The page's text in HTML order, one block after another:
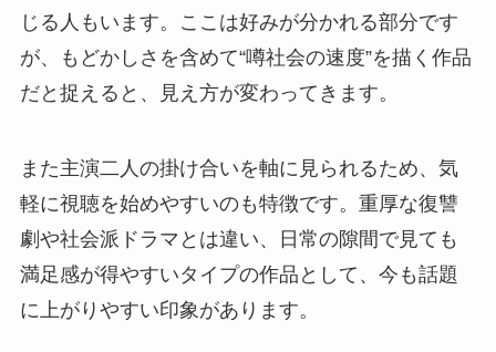
じる人もいます。ここは好みが分かれる部分です
が、もどかしさを含めて“噂社会の速度”を描く作品
だと捉えると、見え方が変わってきます。
また主演二人の掛け合いを軸に見られるため、気
軽に視聴を始めやすいのも特徴です。重厚な復讐
劇や社会派ドラマとは違い、日常の隙間で見ても
満足感が得やすいタイプの作品として、今も話題
に上がりやすい印象があります。